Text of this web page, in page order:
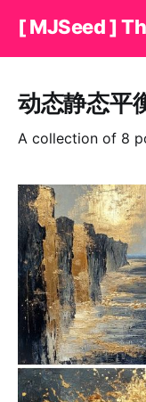
[ MJSeed ]
动态静态平
A collection of 8